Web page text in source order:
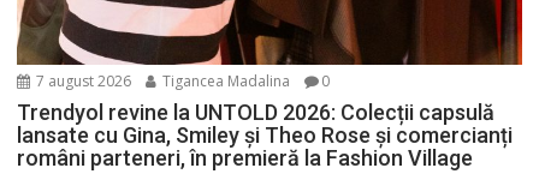
7 august 2026 Tigancea Madalina 0
Trendyol revine la UNTOLD 2026: Colecții capsulă
lansate cu Gina, Smiley și Theo Rose și comercianți
români parteneri, în premieră la Fashion Village